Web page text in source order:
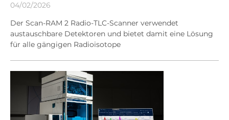
04/02/2026
Der Scan-RAM 2 Radio-TLC-Scanner verwendet
austauschbare Detektoren und bietet damit eine Lösung
für alle gängigen Radioisotope